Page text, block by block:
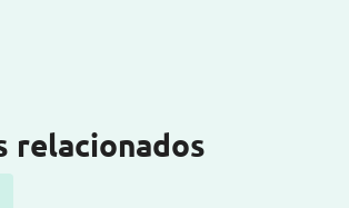
relacionados